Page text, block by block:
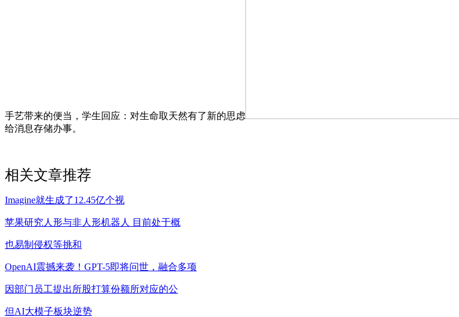
手艺带来的便当，学生回应：对生命取天然有了新的思虑
给消息存储办事。
相关文章推荐
Imagine就生成了12.45亿个视
苹果研究人形与非人形机器人 目前处于概
也易制侵权等挑和
OpenAI震撼来袭！GPT-5即将问世，融合多项
因部门员工提出所股打算份额所对应的公
但AI大模子板块逆势